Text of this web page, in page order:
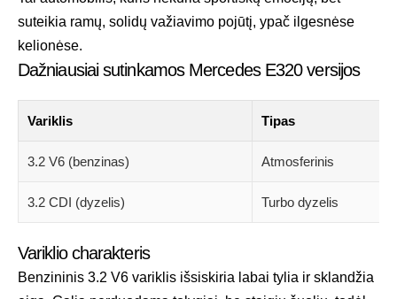
suteikia ramų, solidų važiavimo pojūtį, ypač ilgesnėse
kelionėse.
Dažniausiai sutinkamos Mercedes E320 versijos
Variklis Tipas
3.2 V6 (benzinas) Atmosferinis
3.2 CDI (dyzelis) Turbo dyzelis
Variklio charakteris
Benzininis 3.2 V6 variklis išsiskiria labai tylia ir sklandžia